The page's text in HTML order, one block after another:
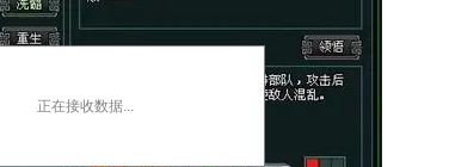
正在接收数据...